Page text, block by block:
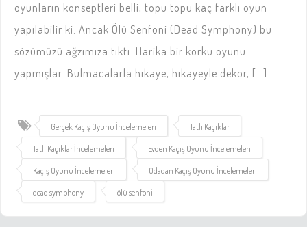
oyunların konseptleri belli, topu topu kaç farklı oyun
yapılabilir ki. Ancak Ölü Senfoni (Dead Symphony) bu
sözümüzü ağzımıza tıktı. Harika bir korku oyunu
yapmışlar. Bulmacalarla hikaye, hikayeyle dekor, […]
Gerçek Kaçış Oyunu İncelemeleri Tatlı Kaçıklar
Tatlı Kaçıklar İncelemeleri Evden Kaçış Oyunu İncelemeleri
Kaçış Oyunu İncelemeleri Odadan Kaçış Oyunu İncelemeleri
dead symphony ölü senfoni